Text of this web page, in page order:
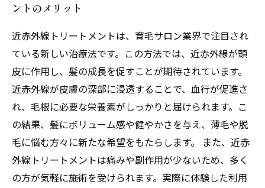
ントのメリット
近赤外線トリートメントは、育毛サロン業界で注目され
ている新しい治療法です。この方法では、近赤外線が頭
皮に作用し、髪の成長を促すことが期待されています。
近赤外線が皮膚の深部に浸透することで、血行が促進さ
れ、毛根に必要な栄養素がしっかりと届けられます。こ
の結果、髪にボリューム感や健やかさを与え、薄毛や脱
毛に悩む方々に新たな希望をもたらします。 また、近赤
外線トリートメントは痛みや副作用が少ないため、多く
の方が気軽に施術を受けられます。実際に体験した利用